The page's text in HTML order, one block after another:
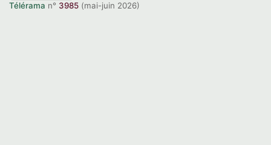
Télérama n° 3985 (mai-juin 2026)